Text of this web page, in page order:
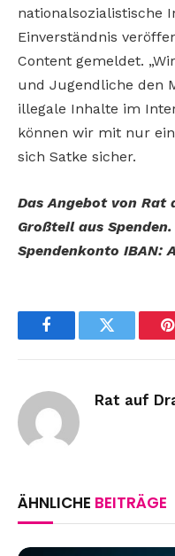
nationalsozialistische
Einverständnis
Content gemeldet.
und Jugendliche den
illegale Inhalte im
können wir mit nur
sich Satke sicher.
Das Angebot von
Großteil aus Spenden.
Spendenkonto IBAN:
FacebookTwitter
Rat auf
ÄHNLICHE BEITRÄGE